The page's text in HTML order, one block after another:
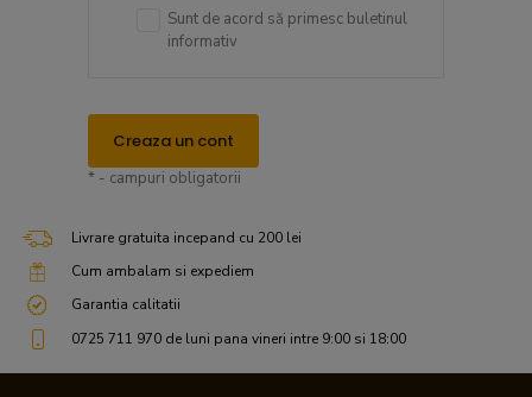
Sunt de acord să primesc buletinul
informativ
Creaza un cont
* - campuri obligatorii
Livrare gratuita incepand cu 200 lei
Cum ambalam si expediem
Garantia calitatii
0725 711 970 de luni pana vineri intre 9:00 si 18:00